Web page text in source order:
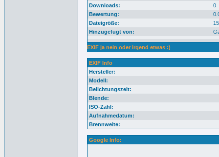
Downloads:
0
Bewertung:
Dateigröße:
Hinzugefügt von:
EXIF ja nein oder irgend etwas :)
EXIF Info
Hersteller:
Modell:
Belichtungszeit:
Blende:
ISO-Zahl:
Aufnahmedatum:
Brennweite:
Google Info: